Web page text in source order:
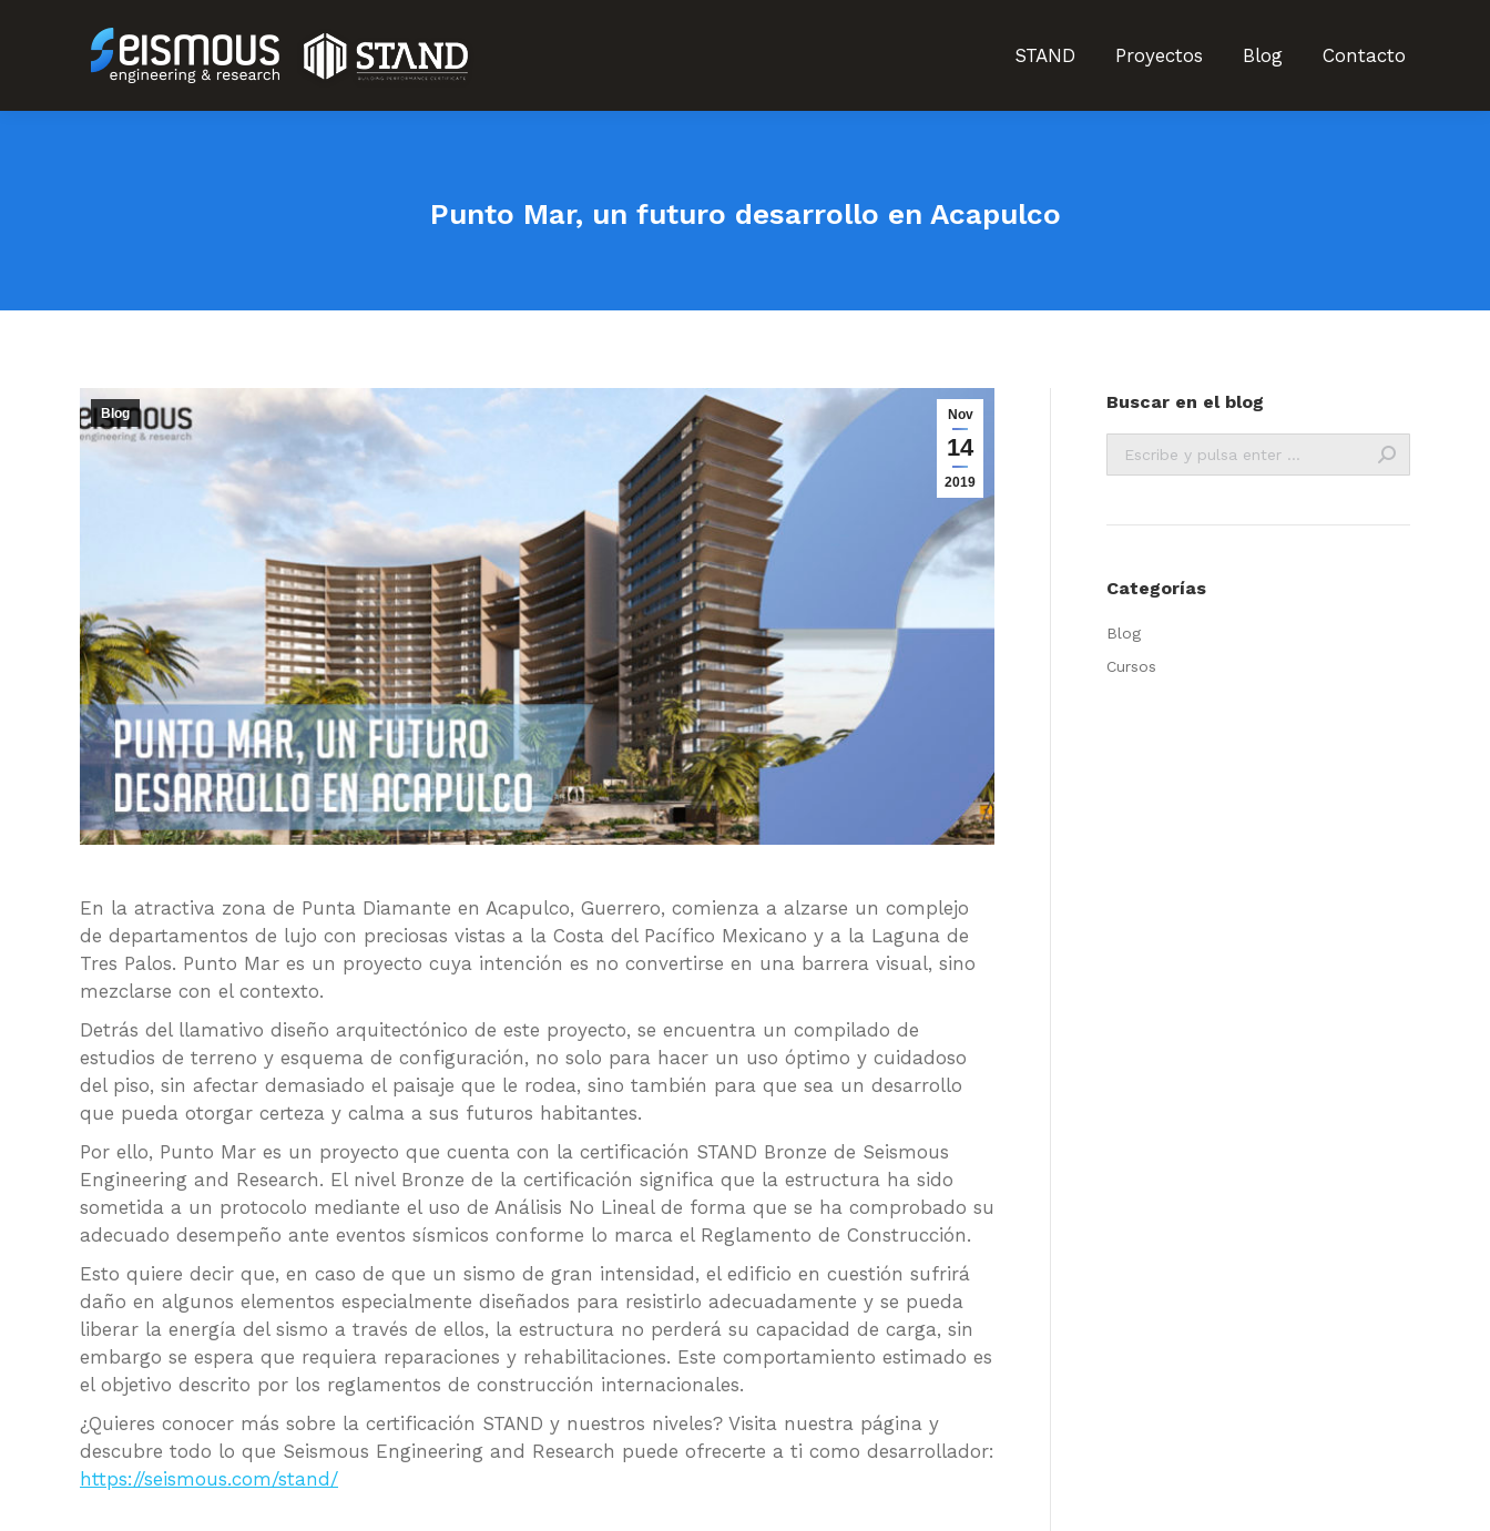
STAND Proyectos Blog Contacto
Punto Mar, un futuro desarrollo en Acapulco
Nov
14
2019
Blog
En la atractiva zona de Punta Diamante en Acapulco, Guerrero, comienza a alzarse un complejo
de departamentos de lujo con preciosas vistas a la Costa del Pacífico Mexicano y a la Laguna de
Tres Palos. Punto Mar es un proyecto cuya intención es no convertirse en una barrera visual, sino
mezclarse con el contexto.
Detrás del llamativo diseño arquitectónico de este proyecto, se encuentra un compilado de
estudios de terreno y esquema de configuración, no solo para hacer un uso óptimo y cuidadoso
del piso, sin afectar demasiado el paisaje que le rodea, sino también para que sea un desarrollo
que pueda otorgar certeza y calma a sus futuros habitantes.
Por ello, Punto Mar es un proyecto que cuenta con la certificación STAND Bronze de Seismous
Engineering and Research. El nivel Bronze de la certificación significa que la estructura ha sido
sometida a un protocolo mediante el uso de Análisis No Lineal de forma que se ha comprobado su
adecuado desempeño ante eventos sísmicos conforme lo marca el Reglamento de Construcción.
Esto quiere decir que, en caso de que un sismo de gran intensidad, el edificio en cuestión sufrirá
daño en algunos elementos especialmente diseñados para resistirlo adecuadamente y se pueda
liberar la energía del sismo a través de ellos, la estructura no perderá su capacidad de carga, sin
embargo se espera que requiera reparaciones y rehabilitaciones. Este comportamiento estimado es
el objetivo descrito por los reglamentos de construcción internacionales.
¿Quieres conocer más sobre la certificación STAND y nuestros niveles? Visita nuestra página y
descubre todo lo que Seismous Engineering and Research puede ofrecerte a ti como desarrollador:
https://seismous.com/stand/
Buscar en el blog
Buscar:
Categorías
Blog
Cursos